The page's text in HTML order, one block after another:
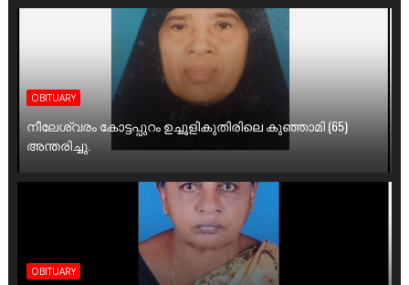
OBITUARY
നീലേശ്വരം കോട്ടപ്പുറം ഉച്ചൂളികുതിരിലെ കുഞ്ഞാമി (65)
അന്തരിച്ചു.
OBITUARY